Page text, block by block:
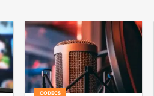
CODECS